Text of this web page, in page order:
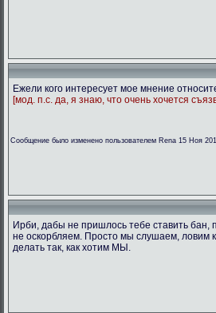
Ежели кого интересует мое мнение
[мод. п.с. да, я знаю, что очень хочется
Сообщение было изменено пользователем Rena 15 Ноя
Ирби, дабы не пришлось тебе ставить
не оскорбляем. Просто мы слушаем, ловим
делать так, как хотим МЫ.